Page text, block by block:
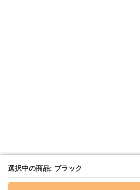
選択中の商品: ブラック
選択中の商品: ブラック